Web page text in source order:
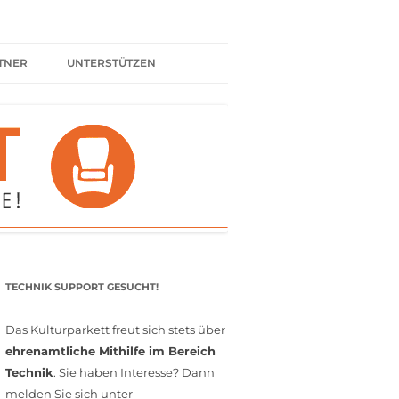
UNTERSTÜTZEN
SPENDEN
FÖRDERMITGLIED WERDEN
MITGLIEDSCHAFT
TECHNIK SUPPORT GESUCHT!
Das Kulturparkett freut sich stets über
ehrenamtliche Mithilfe im Bereich
Technik. Sie haben Interesse? Dann
melden Sie sich unter